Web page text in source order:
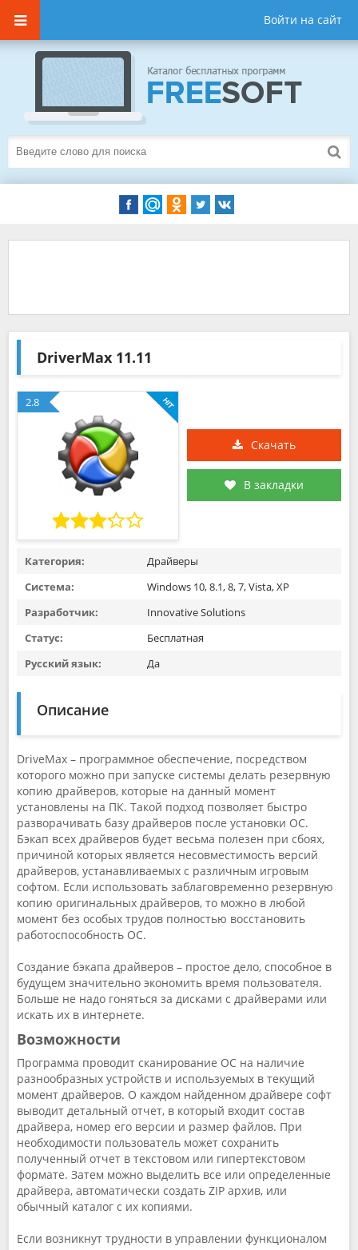
Войти на сайт
DriverMax 11.11
2.8
Скачать
В закладки
Категория:
Драйверы
Система:
Windows 10, 8.1, 8, 7, Vista, XP
Разработчик:
Innovative Solutions
Статус:
Бесплатная
Русский язык:
Да
Описание
DriveMax – программное обеспечение, посредством
которого можно при запуске системы делать резервную
копию драйверов, которые на данный момент
установлены на ПК. Такой подход позволяет быстро
разворачивать базу драйверов после установки ОС.
Бэкап всех драйверов будет весьма полезен при сбоях,
причиной которых является несовместимость версий
драйверов, устанавливаемых с различным игровым
софтом. Если использовать заблаговременно резервную
копию оригинальных драйверов, то можно в любой
момент без особых трудов полностью восстановить
работоспособность ОС.
Создание бэкапа драйверов – простое дело, способное в
будущем значительно экономить время пользователя.
Больше не надо гоняться за дисками с драйверами или
искать их в интернете.
Возможности
Программа проводит сканирование ОС на наличие
разнообразных устройств и используемых в текущий
момент драйверов. О каждом найденном драйвере софт
выводит детальный отчет, в который входит состав
драйвера, номер его версии и размер файлов. При
необходимости пользователь может сохранить
полученный отчет в текстовом или гипертекстовом
формате. Затем можно выделить все или определенные
драйвера, автоматически создать ZIP архив, или
обычный каталог с их копиями.
Если возникнут трудности в управлении функционалом